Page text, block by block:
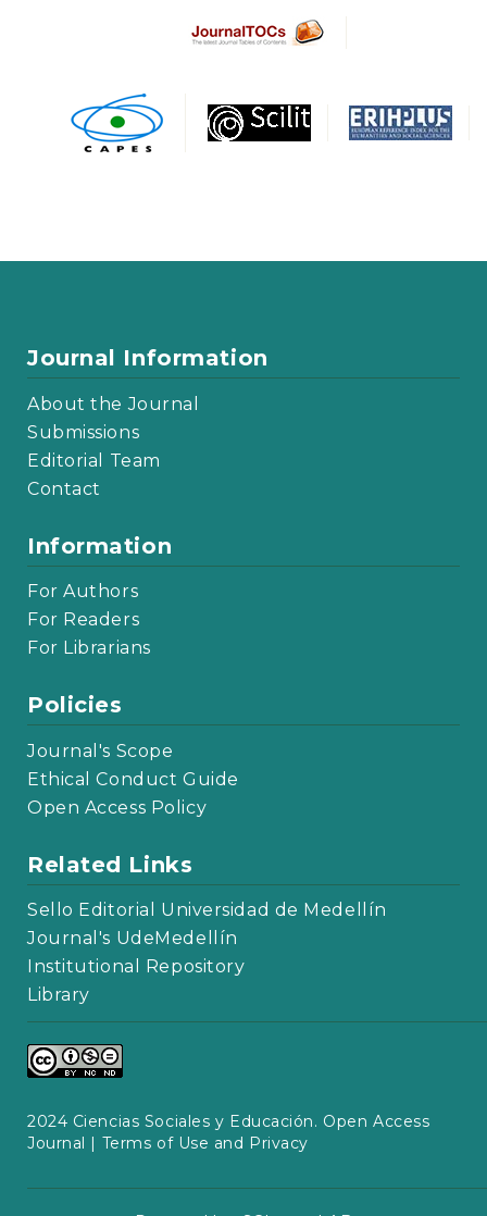
Journal Information
About the Journal
Submissions
Editorial Team
Contact
Information
For Authors
For Readers
For Librarians
Policies
Journal's Scope
Ethical Conduct Guide
Open Access Policy
Related Links
Sello Editorial Universidad de Medellín
Journal's UdeMedellín
Institutional Repository
Library
2024 Ciencias Sociales y Educación. Open Access
Journal | Terms of Use and Privacy